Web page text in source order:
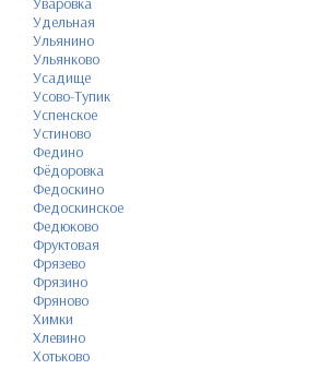
Удельная
Ульянино
Ульянково
Усадище
Усово-Тупик
Успенское
Устиново
Федино
Фёдоровка
Федоскино
Федоскинское
Федюково
Фруктовая
Фрязево
Фрязино
Фряново
Химки
Хлевино
Хотьково